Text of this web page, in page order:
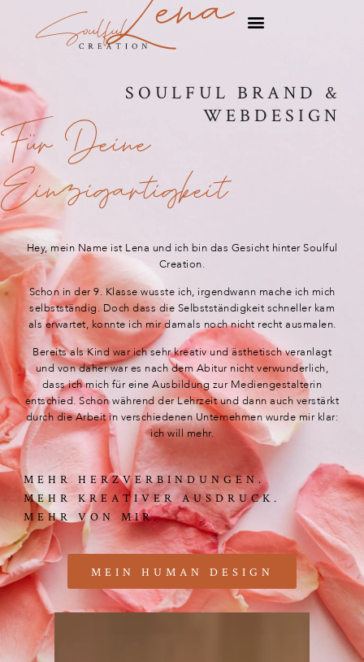
SOULFUL BRAND &
WEBDESIGN
Für Deine
Einzigartigkeit
Hey, mein Name ist Lena und ich bin das Gesicht hinter Soulful
Creation.
Schon in der 9. Klasse wusste ich, irgendwann mache ich mich
selbstständig. Doch dass die Selbstständigkeit schneller kam
als erwartet, konnte ich mir damals noch nicht recht ausmalen.
Bereits als Kind war ich sehr kreativ und ästhetisch veranlagt
und von daher war es nach dem Abitur nicht verwunderlich,
dass ich mich für eine Ausbildung zur Mediengestalterin
entschied. Schon während der Lehrzeit und dann auch verstärkt
durch die Arbeit in verschiedenen Unternehmen wurde mir klar:
ich will mehr.
MEHR HERZVERBINDUNGEN.
MEHR KREATIVER AUSDRUCK.
MEHR VON MIR.
MEIN HUMAN DESIGN